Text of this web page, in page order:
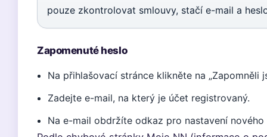
pouze zkontrolovat smlouvy, stačí e-mail a
Zapomenuté heslo
Na přihlašovací stránce klikněte na „Zapomněli
Zadejte e-mail, na který je účet registrovaný.
Na e-mail obdržíte odkaz pro nastavení